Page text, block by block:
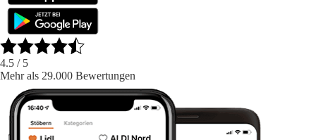
4.5 / 5
Mehr als 29.000 Bewertungen